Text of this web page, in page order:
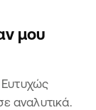
μου
αναλυτικά.